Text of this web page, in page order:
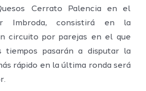
Cerrato Palencia en el
Imbroda, consistirá en la
circuito por parejas en el que
tiempos pasarán a disputar la
rápido en la última ronda será